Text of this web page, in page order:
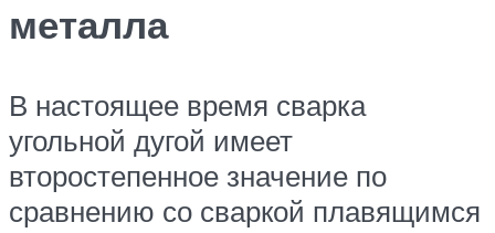
металла
В настоящее время сварка
угольной дугой имеет
второстепенное значение по
сравнению со сваркой плавящимся